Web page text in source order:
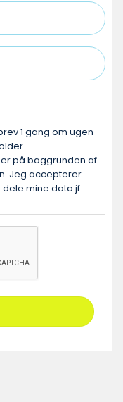
1 gang om ugen
på baggrunden af
Jeg accepterer
mine data jf.